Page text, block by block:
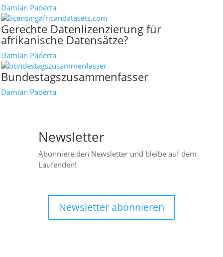
Damian Paderta
Gerechte Datenlizenzierung für
afrikanische Datensätze?
Damian Paderta
Bundestagszusammenfasser
Damian Paderta
Newsletter
Abonniere den Newsletter und bleibe auf dem
Laufenden!
Newsletter abonnieren